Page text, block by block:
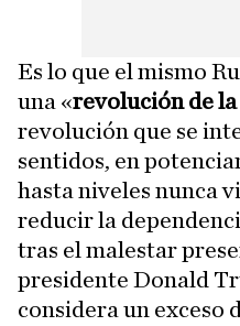
Es lo que el mismo
una «revolución de
revolución que se
sentidos, en
hasta niveles nunca
reducir la
tras el malestar
presidente Donald
considera un exceso